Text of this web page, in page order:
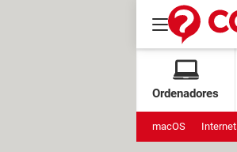
Ordenadores
macOS Internet